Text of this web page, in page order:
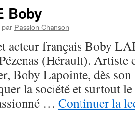
Boby
par Passion Chanson
acteur français Boby
(Hérault). Artiste
Boby Lapointe, dès son
la société et surtout le
… Continuer la